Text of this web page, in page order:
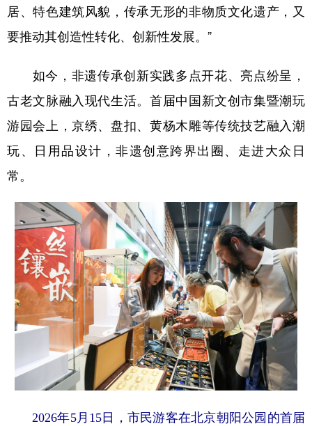
居、特色建筑风貌，传承无形的非物质文化遗产，又
要推动其创造性转化、创新性发展。”
如今，非遗传承创新实践多点开花、亮点纷呈，
古老文脉融入现代生活。首届中国新文创市集暨潮玩
游园会上，京绣、盘扣、黄杨木雕等传统技艺融入潮
玩、日用品设计，非遗创意跨界出圈、走进大众日
常。
2026年5月15日，市民游客在北京朝阳公园的首届